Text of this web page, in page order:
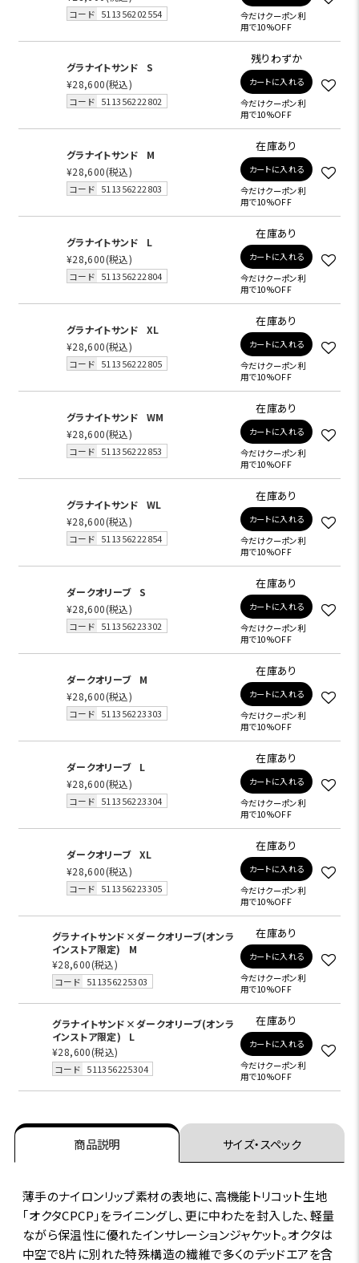
コード 511356202554
今だけクーポン利
用で10%OFF
グラナイトサンド
S
¥28,600(税込)
コード 511356222802
残りわずか
カートに入れる
今だけクーポン利
用で10%OFF
グラナイトサンド
M
¥28,600(税込)
コード 511356222803
在庫あり
カートに入れる
今だけクーポン利
用で10%OFF
グラナイトサンド
L
¥28,600(税込)
コード 511356222804
在庫あり
カートに入れる
今だけクーポン利
用で10%OFF
グラナイトサンド
XL
¥28,600(税込)
コード 511356222805
在庫あり
カートに入れる
今だけクーポン利
用で10%OFF
グラナイトサンド
WM
¥28,600(税込)
コード 511356222853
在庫あり
カートに入れる
今だけクーポン利
用で10%OFF
グラナイトサンド
WL
¥28,600(税込)
コード 511356222854
在庫あり
カートに入れる
今だけクーポン利
用で10%OFF
ダークオリーブ
S
¥28,600(税込)
コード 511356223302
在庫あり
カートに入れる
今だけクーポン利
用で10%OFF
ダークオリーブ
M
¥28,600(税込)
コード 511356223303
在庫あり
カートに入れる
今だけクーポン利
用で10%OFF
ダークオリーブ
L
¥28,600(税込)
コード 511356223304
在庫あり
カートに入れる
今だけクーポン利
用で10%OFF
ダークオリーブ
XL
¥28,600(税込)
コード 511356223305
在庫あり
カートに入れる
今だけクーポン利
用で10%OFF
グラナイトサンド×ダークオリーブ(オンラ
インストア限定)
M
¥28,600(税込)
コード 511356225303
在庫あり
カートに入れる
今だけクーポン利
用で10%OFF
グラナイトサンド×ダークオリーブ(オンラ
インストア限定)
L
¥28,600(税込)
コード 511356225304
在庫あり
カートに入れる
今だけクーポン利
用で10%OFF
商品説明 サイズ・スペック
薄手のナイロンリップ素材の表地に、高機能トリコット生地
｢オクタCPCP｣をライニングし、更に中わたを封入した、軽量
ながら保温性に優れたインサレーションジャケット。オクタは
中空で8片に別れた特殊構造の繊維で多くのデッドエアを含